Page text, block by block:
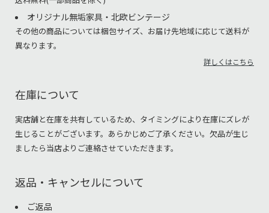
オリジナル無垢家具・北欧ビンテージ
その他の商品については梱包サイズ、お届け先地域に応じて送料が
異なります。
詳しくはこちら
在庫について
実店舗と在庫を共有しているため、タイミングにより在庫にズレが
生じることがございます。あらかじめご了承ください。欠品が生じ
ましたら当店よりご連絡させていただきます。
返品・キャンセルについて
ご返品